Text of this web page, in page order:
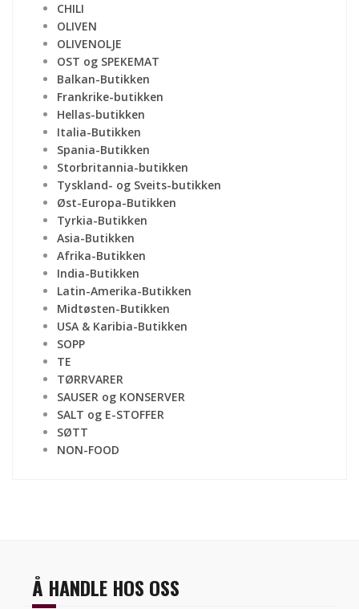
CHILI
OLIVEN
OLIVENOLJE
OST og SPEKEMAT
Balkan-Butikken
Frankrike-butikken
Hellas-butikken
Italia-Butikken
Spania-Butikken
Storbritannia-butikken
Tyskland- og Sveits-butikken
Øst-Europa-Butikken
Tyrkia-Butikken
Asia-Butikken
Afrika-Butikken
India-Butikken
Latin-Amerika-Butikken
Midtøsten-Butikken
USA & Karibia-Butikken
SOPP
TE
TØRRVARER
SAUSER og KONSERVER
SALT og E-STOFFER
SØTT
NON-FOOD
Å HANDLE HOS OSS